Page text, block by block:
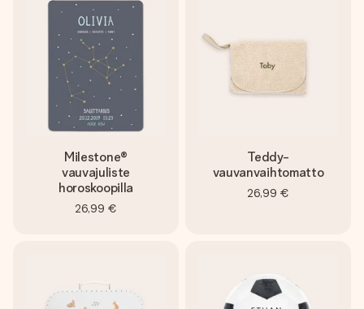
Milestone®
vauvajuliste
horoskoopilla
26,99 €
Teddy-
vauvanvaihtomatto
26,99 €